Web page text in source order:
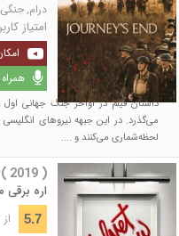
درام, جنگی
امتیاز
می‌گذرد. در این جبهه نیروهای
لحظه‌شماری می‌کنند و ....
( 2019 )
اره
5.7 از 10